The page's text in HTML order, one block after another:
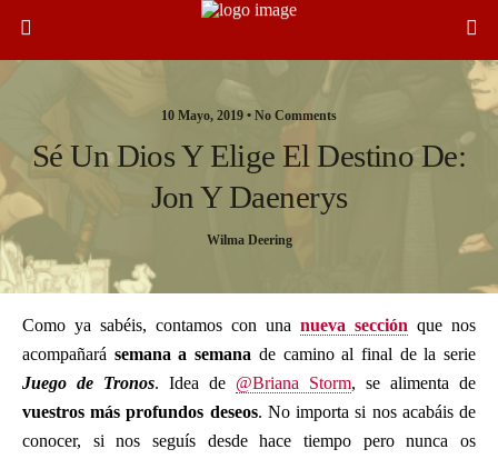
10 Mayo, 2019 • No Comments
Sé Un Dios Y Elige El Destino De:
Jon Y Daenerys
Wilma Deering
Como ya sabéis, contamos con una nueva sección que nos
acompañará semana a semana de camino al final de la serie
Juego de Tronos. Idea de @Briana Storm, se alimenta de
vuestros más profundos deseos. No importa si nos acabáis de
conocer, si nos seguís desde hace tiempo pero nunca os